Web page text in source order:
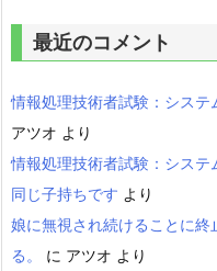
最近のコメント
情報処理技術者試験：システ
アツオ より
情報処理技術者試験：システ
同じ子持ちです より
娘に無視され続けることに
る。
に アツオ より